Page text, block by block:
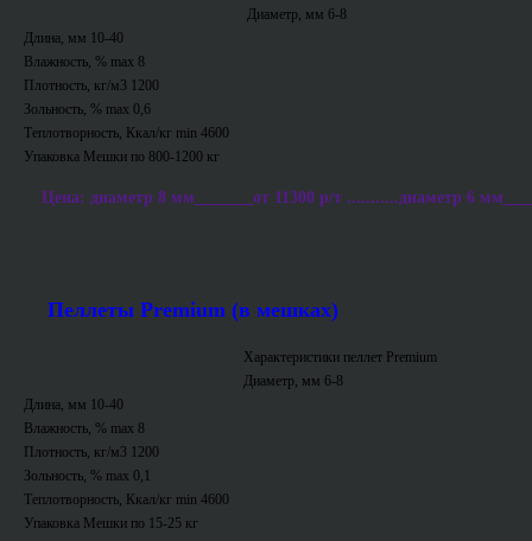
Диаметр, мм 6-8
Длина, мм 10-40
Влажность, % max 8
Плотность, кг/м3 1200
Зольность, % max 0,6
Теплотворность, Ккал/кг min 4600
Упаковка Мешки по 800-1200 кг
Цена: диаметр 8 мм_______от 11300 р/т ...........диаметр 6
Пеллеты Premium (в мешках)
Характеристики пеллет Premium
Диаметр, мм 6-8
Длина, мм 10-40
Влажность, % max 8
Плотность, кг/м3 1200
Зольность, % max 0,1
Теплотворность, Ккал/кг min 4600
Упаковка Мешки по 15-25 кг